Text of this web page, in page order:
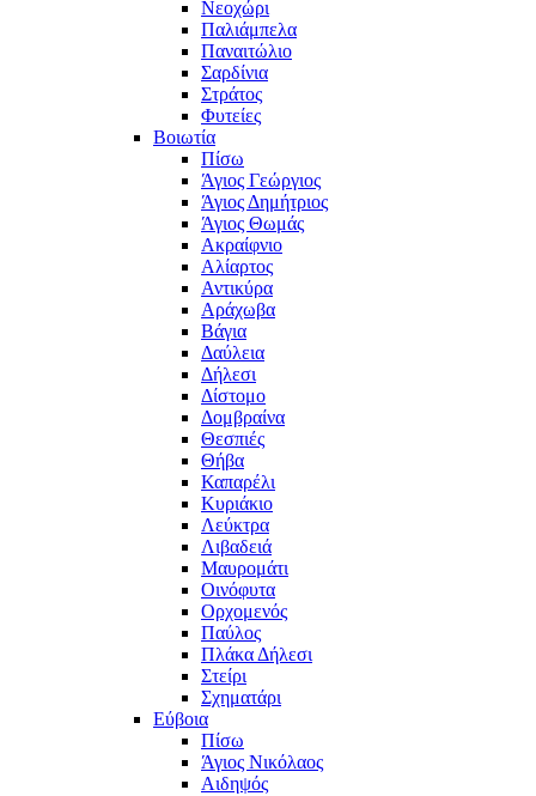
Νεοχώρι
Παλιάμπελα
Παναιτώλιο
Σαρδίνια
Στράτος
Φυτείες
Βοιωτία
Πίσω
Άγιος Γεώργιος
Άγιος Δημήτριος
Άγιος Θωμάς
Ακραίφνιο
Αλίαρτος
Αντικύρα
Αράχωβα
Βάγια
Δαύλεια
Δήλεσι
Δίστομο
Δομβραίνα
Θεσπιές
Θήβα
Καπαρέλι
Κυριάκιο
Λεύκτρα
Λιβαδειά
Μαυρομάτι
Οινόφυτα
Ορχομενός
Παύλος
Πλάκα Δήλεσι
Στείρι
Σχηματάρι
Εύβοια
Πίσω
Άγιος Νικόλαος
Αιδηψός